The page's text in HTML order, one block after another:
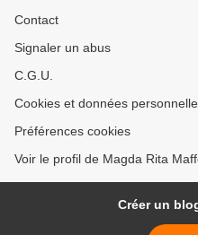
Contact
Signaler un abus
C.G.U.
Cookies et données
Préférences cookies
Voir le profil de Magda Rita
Créer un